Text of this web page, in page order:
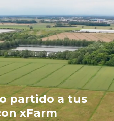
partido a tus
xFarm